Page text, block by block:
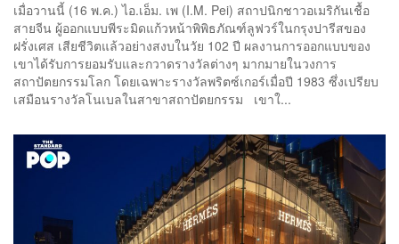
เมื่อวานนี้ (16 พ.ค.) ไอ.เอ็ม. เพ (I.M. Pei) สถาปนิกชาวอเมริกันเชื้อ
สายจีน ผู้ออกแบบพีระมิดแก้วหน้าพิพิธภัณฑ์ลูฟวร์ในกรุงปารีสของ
ฝรั่งเศส เสียชีวิตแล้วอย่างสงบในวัย 102 ปี ผลงานการออกแบบของ
เขาได้รับการยอมรับและกวาดรางวัลต่างๆ มากมายในวงการ
สถาปัตยกรรมโลก โดยเฉพาะรางวัลพริตซ์เกอร์เมื่อปี 1983 ซึ่งเปรียบ
เสมือนรางวัลโนเบลในสาขาสถาปัตยกรรม เขาใ...